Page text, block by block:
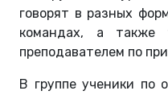
говорят в разных
командах, а также
преподавателем по
В группе ученики по